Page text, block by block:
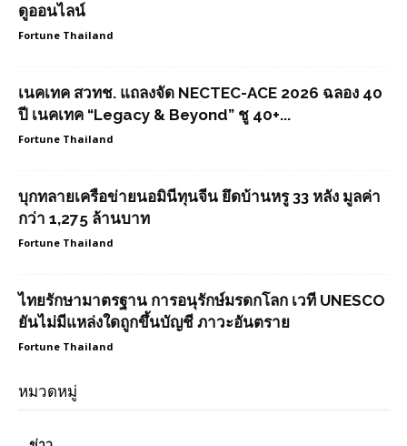
ดูออนไลน์
Fortune Thailand
เนคเทค สวทช. แถลงจัด NECTEC-ACE 2026 ฉลอง 40
ปี เนคเทค “Legacy & Beyond” ชู 40+...
Fortune Thailand
บุกทลายเครือข่ายนอมินีทุนจีน ยึดบ้านหรู 33 หลัง มูลค่า
กว่า 1,275 ล้านบาท
Fortune Thailand
ไทยรักษามาตรฐาน การอนุรักษ์มรดกโลก เวที UNESCO
ยันไม่มีแหล่งใดถูกขึ้นบัญชี ภาวะอันตราย
Fortune Thailand
หมวดหมู่